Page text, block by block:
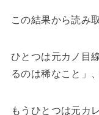
この結果から読み
ひとつは元カノ目
るのは稀なこと」
もうひとつは元カ